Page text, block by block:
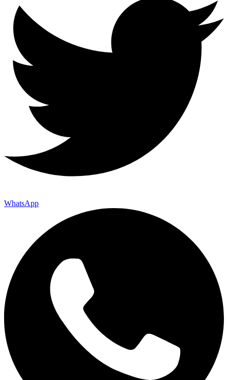
WhatsApp